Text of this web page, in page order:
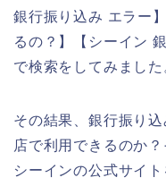
銀行振り込み エラー
るの？】【シーイン
で検索をしてみました
その結果、銀行振り
店で利用できるのか
シーインの公式サイ